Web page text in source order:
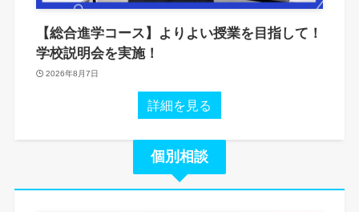
【総合進学コース】よりよい授業を目指して！
学校説明会を実施！
2026年8月7日
詳細を見る
個別相談